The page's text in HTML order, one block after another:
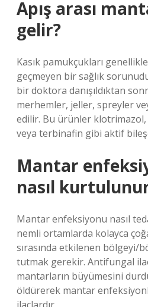
Apış arası
gelir?
Kasık pamukçukları
geçmeyen bir sağlık
bir doktora danışıldıktan
merhemler, jeller, spreyler
edilir. Bu ürünler
veya terbinafin gibi aktif
Mantar
nasıl
Mantar enfeksiyonu nasıl
nemli ortamlarda kolayca
sırasında etkilenen bölgeyi/
tutmak gerekir. Antifungal
mantarların büyümesini
öldürerek mantar